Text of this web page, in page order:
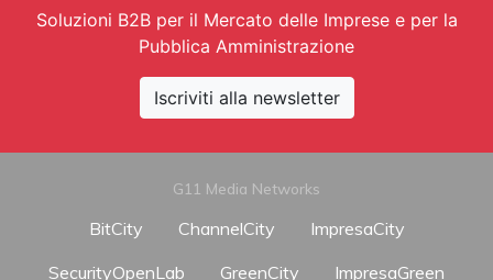
Soluzioni B2B per il Mercato delle Imprese e per la
Pubblica Amministrazione
Iscriviti alla newsletter
G11 Media Networks
BitCity ChannelCity
ImpresaCity
SecurityOpenLab
GreenCity
ImpresaGreen